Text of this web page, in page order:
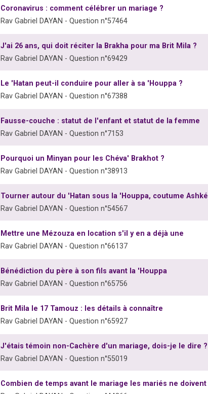
Coronavirus : comment célébrer un mariage ?
Rav Gabriel DAYAN - Question n°57464
J'ai 26 ans, qui doit réciter la Brakha pour ma Brit Mila ?
Rav Gabriel DAYAN - Question n°69429
Le 'Hatan peut-il conduire pour aller à sa 'Houppa ?
Rav Gabriel DAYAN - Question n°67388
Fausse-couche : statut de l'enfant et statut de la femme
Rav Gabriel DAYAN - Question n°7153
Pourquoi un Minyan pour les Chéva' Brakhot ?
Rav Gabriel DAYAN - Question n°38913
Tourner autour du 'Hatan sous la 'Houppa, coutume
Rav Gabriel DAYAN - Question n°54567
Mettre une Mézouza en location s'il y en a déjà une
Rav Gabriel DAYAN - Question n°66137
Bénédiction du père à son fils avant la 'Houppa
Rav Gabriel DAYAN - Question n°65756
Brit Mila le 17 Tamouz : les détails à connaître
Rav Gabriel DAYAN - Question n°65927
J'étais témoin non-Cachère d'un mariage, dois-je le dire ?
Rav Gabriel DAYAN - Question n°55019
Combien de temps avant le mariage les mariés ne doivent